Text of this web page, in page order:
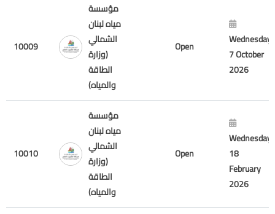
10009
مؤسسة
مياه لبنان
الشمالي
(وزارة
الطاقة
والمياه)
Open
Wednesday
7 October
2026
10010
مؤسسة
مياه لبنان
الشمالي
(وزارة
الطاقة
والمياه)
Open
Wednesday
18
February
2026